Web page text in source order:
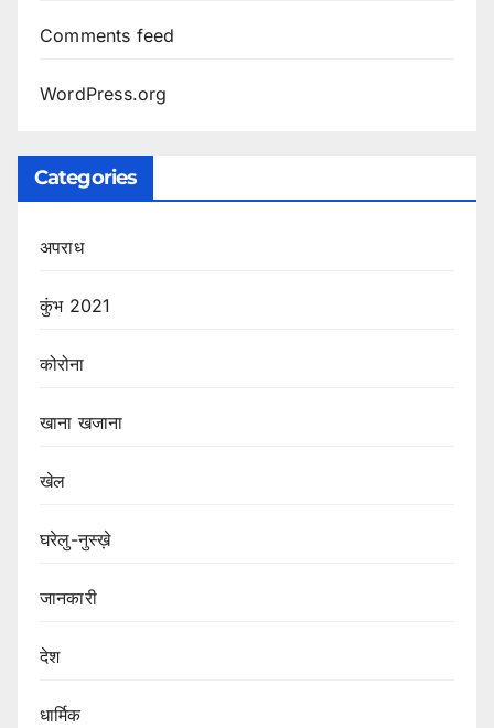
Comments feed
WordPress.org
Categories
अपराध
कुंभ 2021
कोरोना
खाना खजाना
खेल
घरेलु-नुस्ख़े
जानकारी
देश
धार्मिक